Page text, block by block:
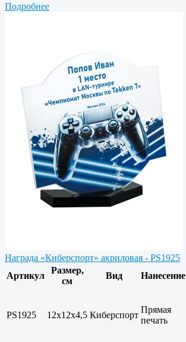
Подробнее
Награда «Киберспорт» акриловая - PS1925
Артикул
Размер,
см
Вид Нанесение
PS1925 12х12х4,5 Киберспорт
Прямая
печать